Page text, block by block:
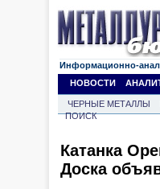
Информационно-
НОВОСТИ
ЧЕРНЫЕ МЕТАЛЛЫ
ПОИСК
Катанка
Доска